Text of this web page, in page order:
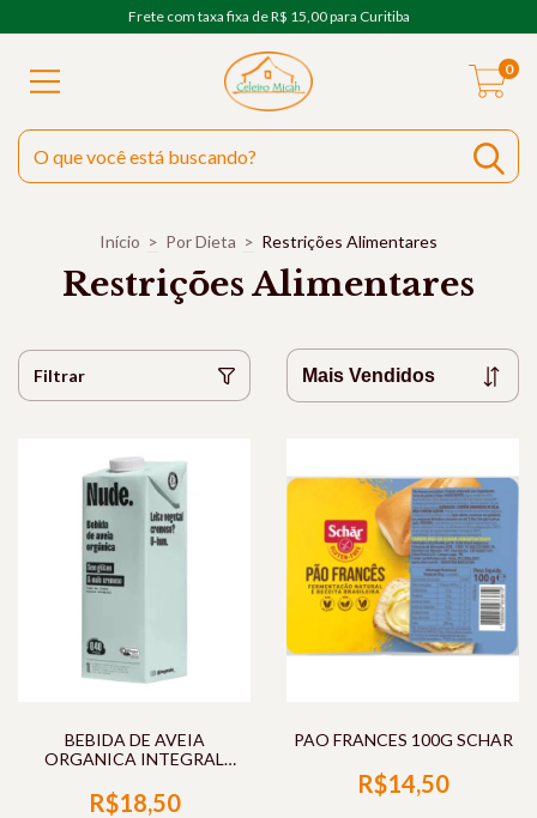
Frete com taxa fixa de R$ 15,00 para Curitiba
0
Início > Por Dieta > Restrições Alimentares
Restrições Alimentares
Filtrar
BEBIDA DE AVEIA
ORGANICA INTEGRAL
R$18,50
PAO FRANCES 100G SCHAR
R$14,50